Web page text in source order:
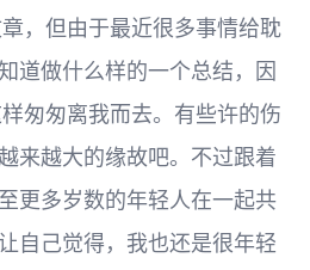
，但由于最近很多事情给耽
道做什么样的一个总结，因
匆匆离我而去。有些许的伤
来越大的缘故吧。不过跟着
更多岁数的年轻人在一起共
自己觉得，我也还是很年轻